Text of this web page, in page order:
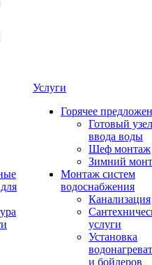
Услуги
Горячее
Готовый узел
ввода воды
Шеф монтаж
Зимний
Монтаж систем
водоснабжения
Канализация
услуги
Установка
и бойлеров